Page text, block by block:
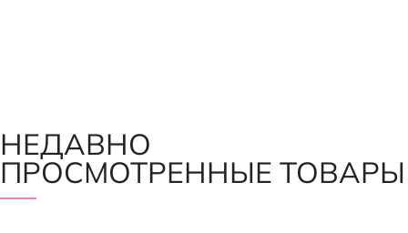
НЕДАВНО
ПРОСМОТРЕННЫЕ ТОВАРЫ